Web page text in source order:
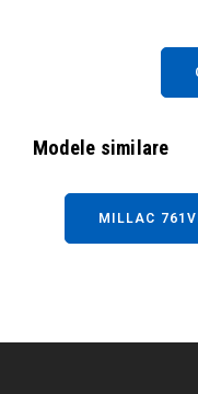
Modele similare
MILLAC 761VII